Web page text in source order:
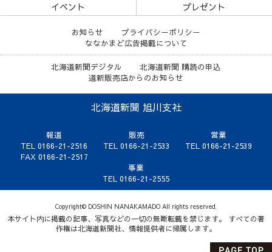
イベント
プレゼント
お知らせ
プライバシーポリシー
ななかまど広告掲載について
北海道新聞デジタル
北海道新聞 購読の申込
道新販売店からのお知らせ
北海道新聞 旭川支社
報道
TEL 0166-21-2516
FAX 0166-21-2517
販売
TEL 0166-21-2533
営業
TEL 0166-21-2539
事業
TEL 0166-21-2555
Copyright© DOSHIN NANAKAMADO All rights reserved.
本サイト内に掲載の記事、写真などの一切の無断転載を禁じます。 すべての著
作権は北海道新聞社、情報提供者に帰属します。